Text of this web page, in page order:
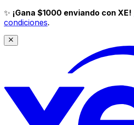
✨ ¡Gana $1000 enviando con XE!
condiciones.